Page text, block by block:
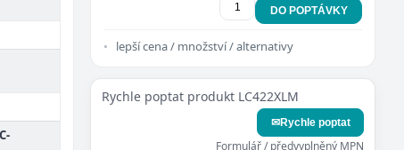
DO POPTÁVKY
lepší cena / množství / alternativy
Rychle poptat produkt LC422XLM
✉Rychle poptat
Formulář / předvyplněný MPN